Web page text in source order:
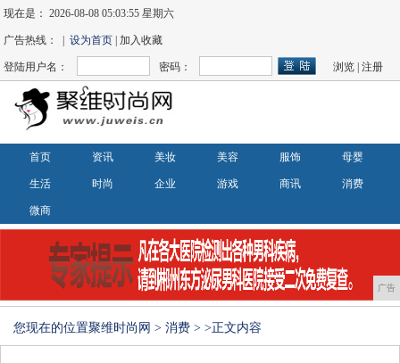
现在是：2026-08-08 05:03:55 星期六
广告热线： |设为首页 | 加入收藏
登陆用户名： 密码： 浏览 |注册
首页 资讯 美妆 美容 服饰 母婴
生活 时尚 企业 游戏 商讯 消费
微商
广告
您现在的位置聚维时尚网 > 消费 > >正文内容